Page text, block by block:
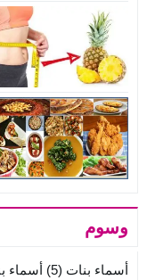
وسوم
أسماء بنات (5) أسماء